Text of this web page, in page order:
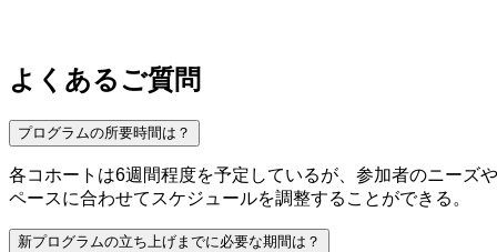
よくあるご質問
プログラムの所要時間は？
各コホートは6週間程度を予定しているが、参加者のニーズや
ペースに合わせてスケジュールを調整することができる。
新プログラムの立ち上げまでに必要な期間は？